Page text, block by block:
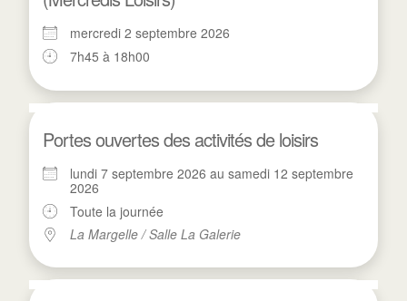
mercredi 2 septembre 2026
7h45 à 18h00
Portes ouvertes des activités de loisirs
lundi 7 septembre 2026 au samedi 12 septembre
2026
Toute la journée
La Margelle / Salle La Galerie